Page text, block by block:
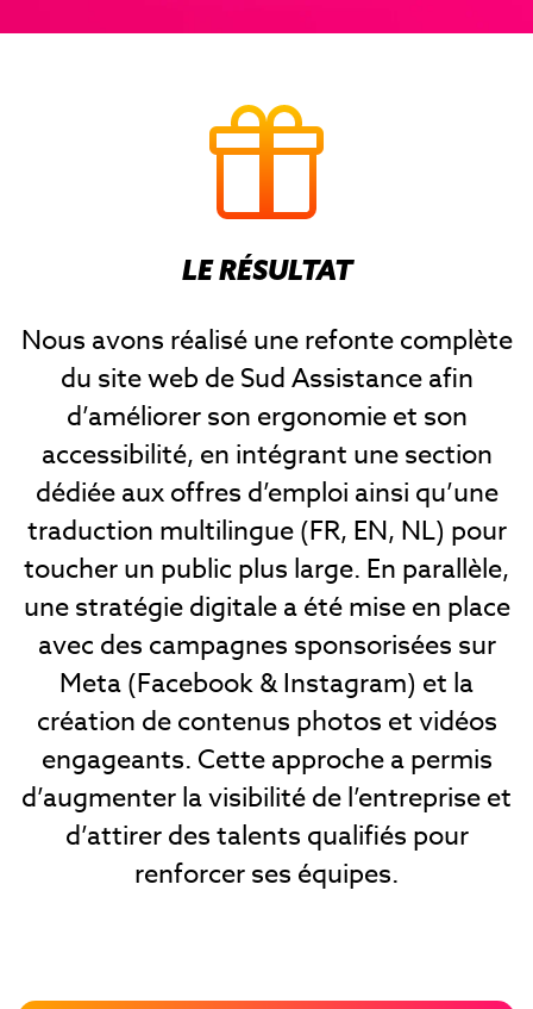
LE RÉSULTAT
Nous avons réalisé une refonte complète
du site web de Sud Assistance afin
d’améliorer son ergonomie et son
accessibilité, en intégrant une section
dédiée aux offres d’emploi ainsi qu’une
traduction multilingue (FR, EN, NL) pour
toucher un public plus large. En parallèle,
une stratégie digitale a été mise en place
avec des campagnes sponsorisées sur
Meta (Facebook & Instagram) et la
création de contenus photos et vidéos
engageants. Cette approche a permis
d’augmenter la visibilité de l’entreprise et
d’attirer des talents qualifiés pour
renforcer ses équipes.